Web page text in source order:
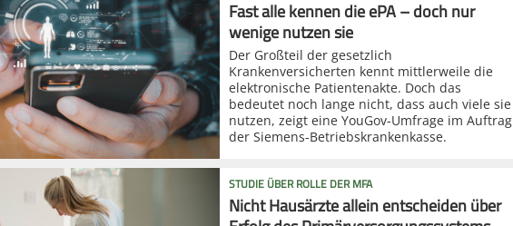
Fast alle kennen die ePA – doch nur
wenige nutzen sie
Der Großteil der gesetzlich
Krankenversicherten kennt mittlerweile die
elektronische Patientenakte. Doch das
bedeutet noch lange nicht, dass auch viele sie
nutzen, zeigt eine YouGov-Umfrage im Auftrag
der Siemens-Betriebskrankenkasse.
STUDIE ÜBER ROLLE DER MFA
Nicht Hausärzte allein entscheiden über